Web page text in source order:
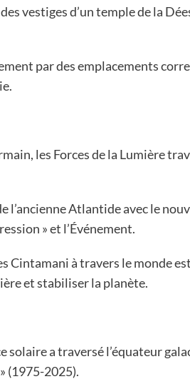
vestiges d’un temple de la
par des emplacements
les Forces de la Lumière
l’ancienne Atlantide avec le
» et l’Événement.
Cintamani à travers le monde
et stabiliser la planète.
solaire a traversé l’équateur
(1975-2025).